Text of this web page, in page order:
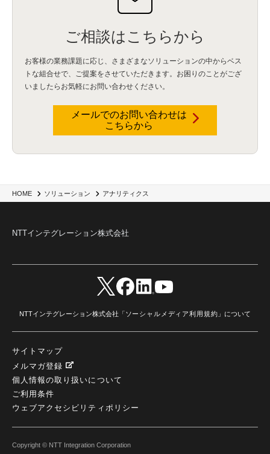
HOME ソリューション アナリティクス
ご相談はこちらから
お客様の業務課題に応じ、さまざまなソリューションの中からベス
トな組合せで、
ご提案をさせていただきます。お困りのことがござ
いましたらお気軽にお問い合わせください。
メールでのお問い合わせは
こちらから
NTTインテグレーション株式会社
NTTインテグレーション株式会社「ソーシャルメディア利用規約 」について
サイトマップ
メルマガ登録
個人情報の取り扱いについて
ご利用条件
ウェブアクセシビリティポリシー
Copyright © NTT Integration Corporation